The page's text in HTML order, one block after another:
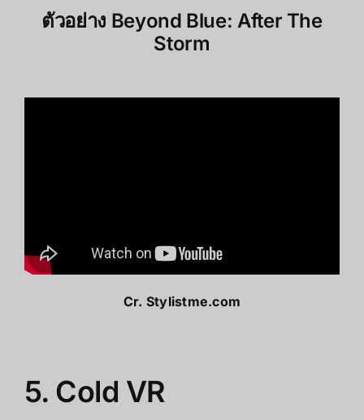
ตัวอย่าง Beyond Blue: After The
Storm
Cr. Stylistme.com
5. Cold VR